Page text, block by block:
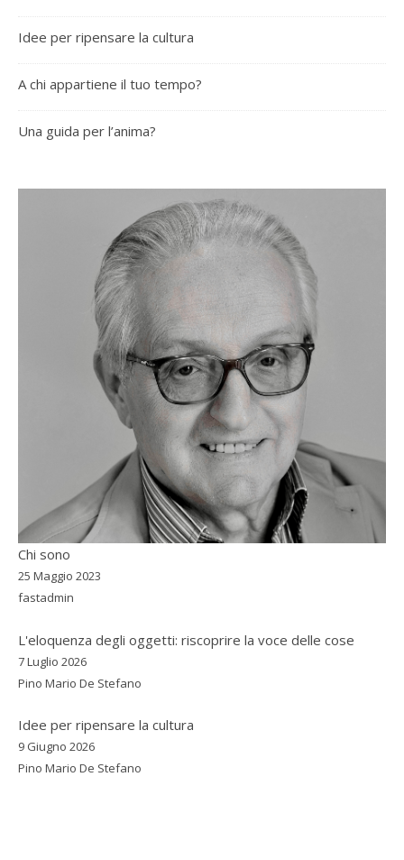
Idee per ripensare la cultura
A chi appartiene il tuo tempo?
Una guida per l’anima?
Chi sono
25 Maggio 2023
fastadmin
L'eloquenza degli oggetti: riscoprire la voce delle cose
7 Luglio 2026
Pino Mario De Stefano
Idee per ripensare la cultura
9 Giugno 2026
Pino Mario De Stefano